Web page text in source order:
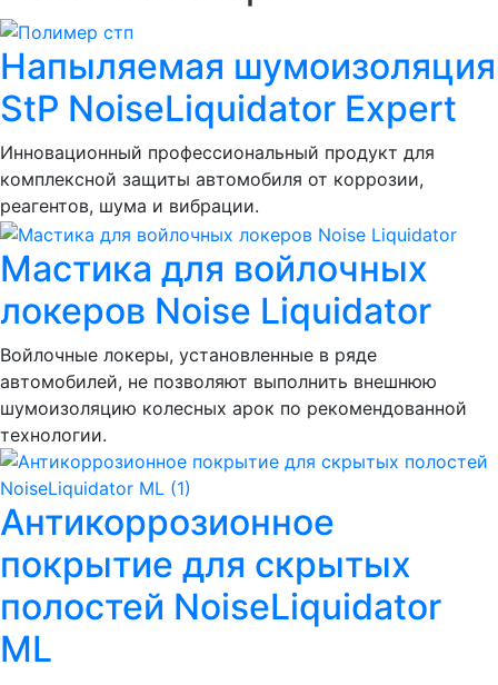
Напыляемая шумоизоляция
StP NoiseLiquidator Expert
Инновационный профессиональный продукт для
комплексной защиты автомобиля от коррозии,
реагентов, шума и вибрации.
Мастика для войлочных
локеров Noise Liquidator
Войлочные локеры, установленные в ряде
автомобилей, не позволяют выполнить внешнюю
шумоизоляцию колесных арок по рекомендованной
технологии.
Антикоррозионное
покрытие для скрытых
полостей NoiseLiquidator
ML